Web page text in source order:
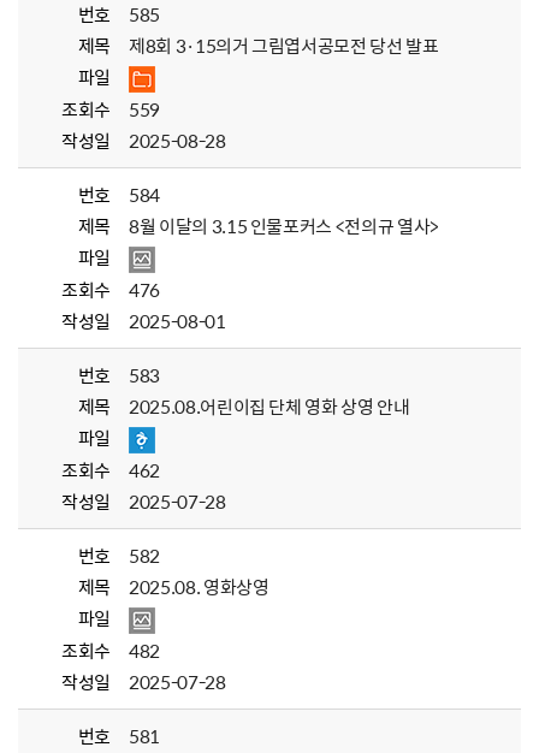
번호
585
제목
제8회 3·15의거 그림엽서공모전 당선 발표
파일
조회수
559
작성일
2025-08-28
번호
584
제목
8월 이달의 3.15 인물포커스 <전의규 열사>
파일
조회수
476
작성일
2025-08-01
번호
583
제목
2025.08.어린이집 단체 영화 상영 안내
파일
조회수
462
작성일
2025-07-28
번호
582
제목
2025.08. 영화상영
파일
조회수
482
작성일
2025-07-28
번호
581